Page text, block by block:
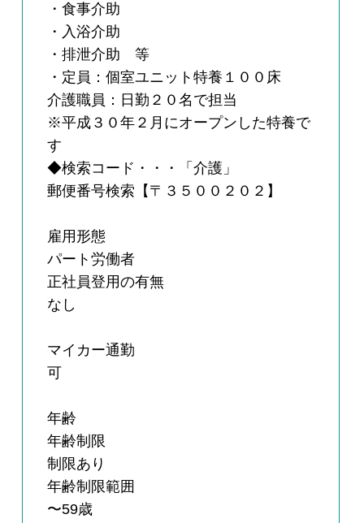
・食事介助
・入浴介助
・排泄介助 等
・定員：個室ユニット特養１００床
介護職員：日勤２０名で担当
※平成３０年２月にオープンした特養で
す
◆検索コード・・・「介護」
郵便番号検索【〒３５００２０２】
雇用形態
パート労働者
正社員登用の有無
なし
マイカー通勤
可
年齢
年齢制限
制限あり
年齢制限範囲
〜59歳